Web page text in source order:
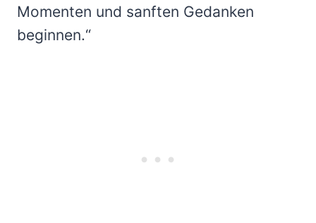
Momenten und sanften Gedanken
beginnen.“